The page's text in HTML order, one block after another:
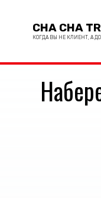
CHA CHA
КОГДА ВЫ НЕ КЛИЕНТ, А